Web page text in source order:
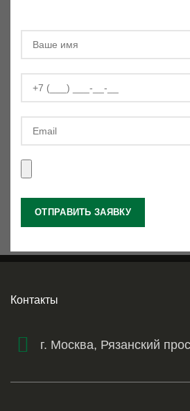
Контакты
г. Москва, Рязанский